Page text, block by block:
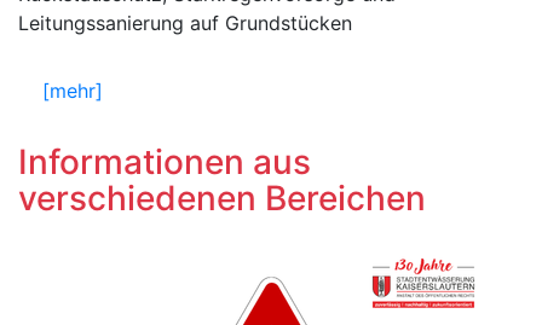
Leitungssanierung auf Grundstücken
[mehr]
Informationen aus
verschiedenen Bereichen